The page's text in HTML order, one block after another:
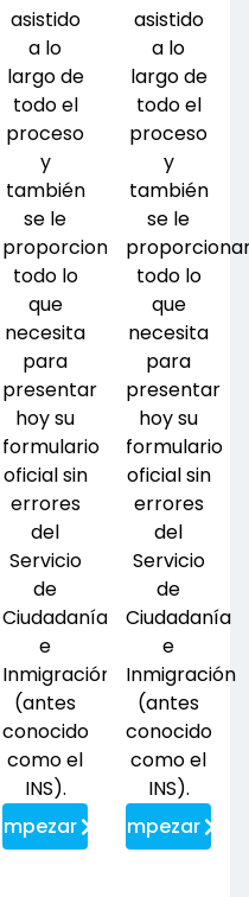
asistido
a lo
largo de
todo el
proceso
y
también
se le
proporcionará
todo lo
que
necesita
para
presentar
hoy su
formulario
oficial sin
errores
del
Servicio
de
Ciudadanía
e
Inmigración
(antes
conocido
como el
INS).
Empezar
asistido
a lo
largo de
todo el
proceso
y
también
se le
todo lo
que
necesita
para
presentar
hoy su
formulario
oficial sin
errores
del
Servicio
de
Ciudadanía
e
Inmigración
(antes
conocido
como el
INS).
Empezar